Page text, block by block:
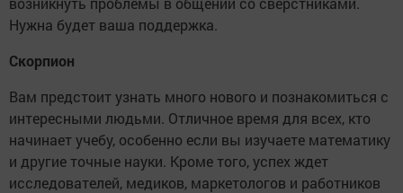
Нужна будет ваша поддержка.
Скорпион
Вам предстоит узнать много нового и познакомиться с
интересными людьми. Отличное время для всех, кто
начинает учебу, особенно если вы изучаете математику
и другие точные науки. Кроме того, успех ждет
исследователей, медиков, маркетологов и работников